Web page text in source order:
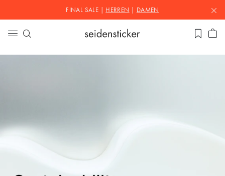
FINAL SALE | HERREN DAMEN